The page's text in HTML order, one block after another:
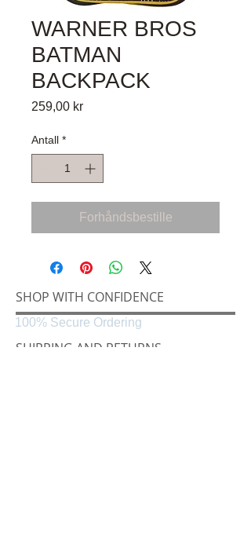
WARNER BROS
BATMAN
BACKPACK
259,00 krPris
Antall *
Forhåndsbestille
SHOP WITH CONFIDENCE
SHIPPING AND RETURNS
100% Secure Ordering